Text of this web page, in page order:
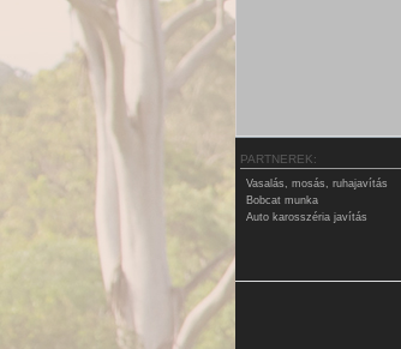
PARTNEREK:
Vasalás, mosás, ruhajavítás
Bobcat munka
Auto karosszéria javítás